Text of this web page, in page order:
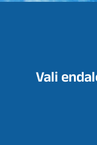
Vali